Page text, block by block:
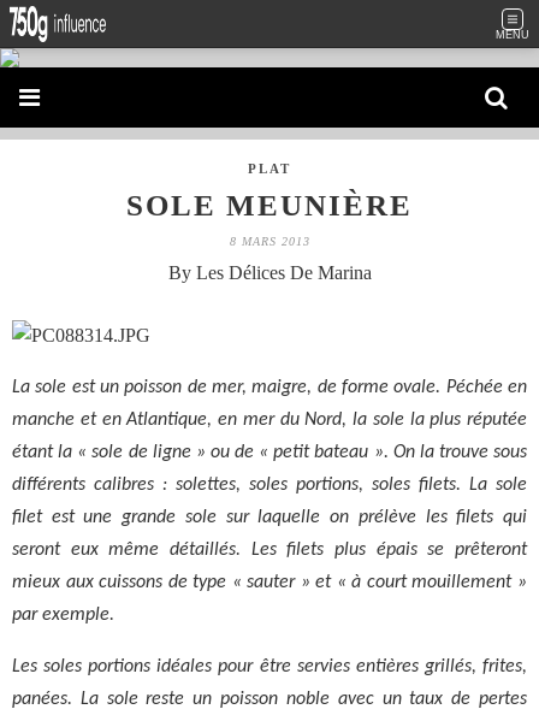
MENU
PLAT
SOLE MEUNIÈRE
8 MARS 2013
By Les Délices De Marina
La sole est un poisson de mer, maigre, de forme ovale. Péchée en
manche et en Atlantique, en mer du Nord, la sole la plus réputée
étant la « sole de ligne » ou de « petit bateau ». On la trouve sous
différents calibres : solettes, soles portions, soles filets. La sole
filet est une grande sole sur laquelle on prélève les filets qui
seront eux même détaillés. Les filets plus épais se prêteront
mieux aux cuissons de type « sauter » et « à court mouillement »
par exemple.
Les soles portions idéales pour être servies entières grillés, frites,
panées. La sole reste un poisson noble avec un taux de pertes